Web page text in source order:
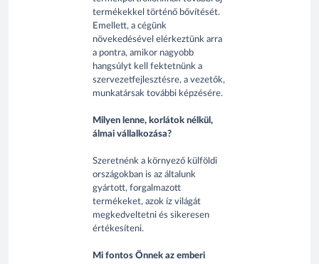
termékekkel történő bővítését.
Emellett, a cégünk
növekedésével elérkeztünk arra
a pontra, amikor nagyobb
hangsúlyt kell fektetnünk a
szervezetfejlesztésre, a vezetők,
munkatársak további képzésére.
Milyen lenne, korlátok nélkül,
álmai vállalkozása?
Szeretnénk a környező külföldi
országokban is az általunk
gyártott, forgalmazott
termékeket, azok íz világát
megkedveltetni és sikeresen
értékesíteni.
Mi fontos Önnek az emberi